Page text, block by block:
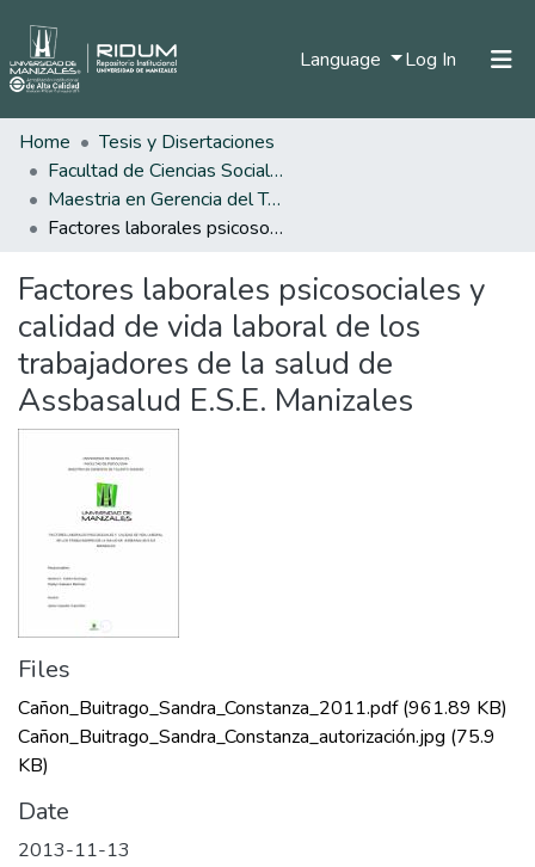
Language Log In (current)
Statistics
Home
Tesis y Disertaciones
Facultad de Ciencias Sociales y Humanas
Maestria en Gerencia del Talento Humano
Factores laborales psicosociales y calidad de vida laboral de los trabajadores de la salud de Assbasalud E.S.E. Manizales
Factores laborales psicosociales y
calidad de vida laboral de los
trabajadores de la salud de
Assbasalud E.S.E. Manizales
Files
Cañon_Buitrago_Sandra_Constanza_2011.pdf(961.89 KB)
Cañon_Buitrago_Sandra_Constanza_autorización.jpg (75.9
KB)
Date
2013-11-13